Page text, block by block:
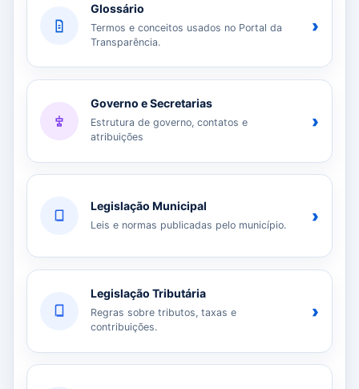
Glossário
Termos e conceitos usados no Portal da
Transparência.
›
Governo e Secretarias
Estrutura de governo, contatos e
atribuições
›
Legislação Municipal
Leis e normas publicadas pelo município. ›
Legislação Tributária
Regras sobre tributos, taxas e
contribuições.
›